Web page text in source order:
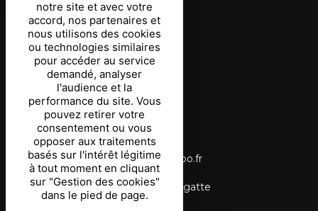
Conditions d’utilisation
Protection des données
Gestion des cookies
Coordonnées
03 87 03 69 90
tourisme.langatte@wanadoo.fr
Étang du Stock, 57400 Langatte
notre site et avec votre
accord, nos partenaires et
nous utilisons des cookies
ou technologies similaires
pour accéder au service
demandé, analyser
l'audience et la
performance du site. Vous
pouvez retirer votre
consentement ou vous
opposer aux traitements
basés sur l'intérêt légitime
à tout moment en cliquant
sur "Gestion des cookies"
dans le pied de page.